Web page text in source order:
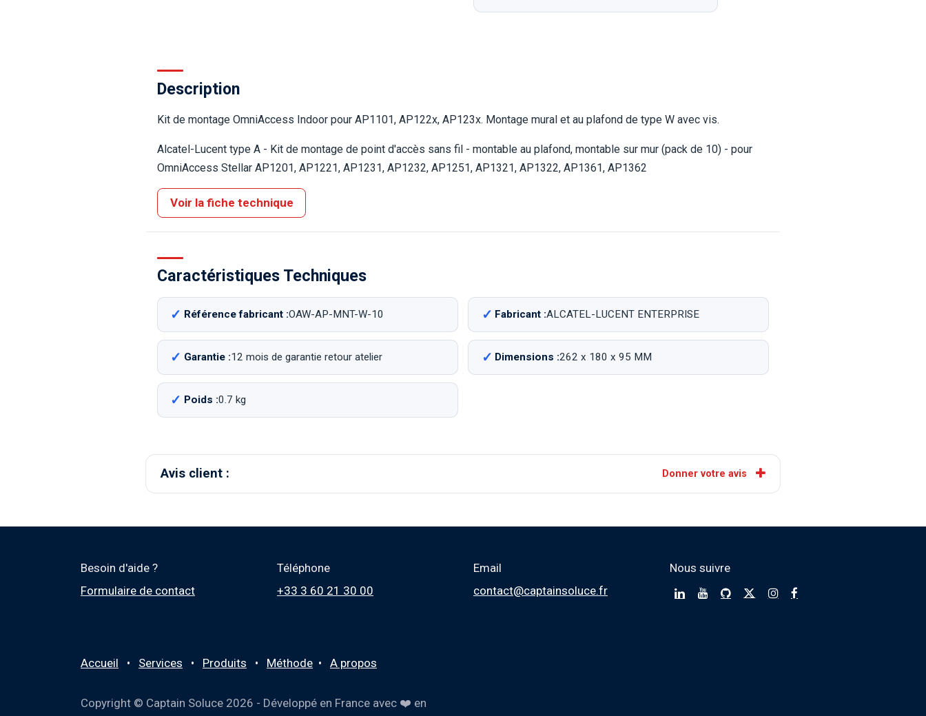
Description
Kit de montage OmniAccess Indoor pour AP1101, AP122x, AP123x. Montage mural et au plafond de type W avec vis.
Alcatel-Lucent type A - Kit de montage de point d'accès sans fil - montable au plafond, montable sur mur (pack de 10) - pour
OmniAccess Stellar AP1201, AP1221, AP1231, AP1232, AP1251, AP1321, AP1322, AP1361, AP1362
Voir la fiche technique
Caractéristiques Techniques
Référence fabricant :OAW-AP-MNT-W-10 Fabricant :ALCATEL-LUCENT ENTERPRISE
Garantie :12 mois de garantie retour atelier Dimensions :262 x 180 x 95 MM
Poids :0.7 kg
Avis client : Donner votre avis
Besoin d'aide ?
Formulaire de contact
Téléphone
+33 3 60 21 30 00
Email
contact@captainsoluce.fr
Nous suivre
Accueil • Services • Produits • Méthode • A propos
Copyright © Captain Soluce 2026 - Développé en France avec ❤️ en